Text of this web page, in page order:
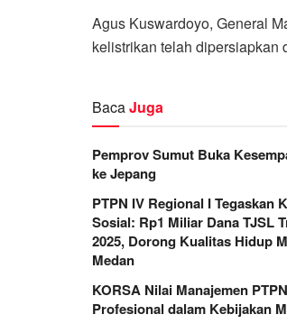
Agus Kuswardoyo, General
kelistrikan telah dipersiapkan
BacaJuga
Pemprov Sumut Buka
ke Jepang
PTPN IV Regional I Tegaskan
Sosial: Rp1 Miliar Dana TJSL
2025, Dorong Kualitas Hidup
Medan
KORSA Nilai Manajemen
Profesional dalam Kebijakan